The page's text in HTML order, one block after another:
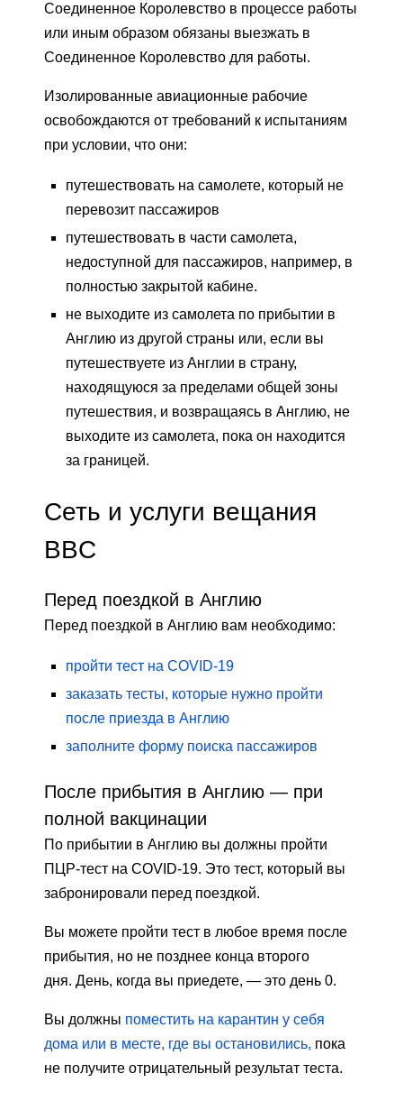
Соединенное Королевство в процессе работы
или иным образом обязаны выезжать в
Соединенное Королевство для работы.
Изолированные авиационные рабочие
освобождаются от требований к испытаниям
при условии, что они:
путешествовать на самолете, который не
перевозит пассажиров
путешествовать в части самолета,
недоступной для пассажиров, например, в
полностью закрытой кабине.
не выходите из самолета по прибытии в
Англию из другой страны или, если вы
путешествуете из Англии в страну,
находящуюся за пределами общей зоны
путешествия, и возвращаясь в Англию, не
выходите из самолета, пока он находится
за границей.
Сеть и услуги вещания
BBC
Перед поездкой в ​​Англию
Перед поездкой в ​​Англию вам необходимо:
пройти тест на COVID-19
заказать тесты, которые нужно пройти
после приезда в Англию
заполните форму поиска пассажиров
После прибытия в Англию — при
полной вакцинации
По прибытии в Англию вы должны пройти
ПЦР-тест на COVID-19. Это тест, который вы
забронировали перед поездкой.
Вы можете пройти тест в любое время после
прибытия, но не позднее конца второго
дня. День, когда вы приедете, — это день 0.
Вы должны поместить на карантин у себя
дома или в месте, где вы остановились, пока
не получите отрицательный результат теста.